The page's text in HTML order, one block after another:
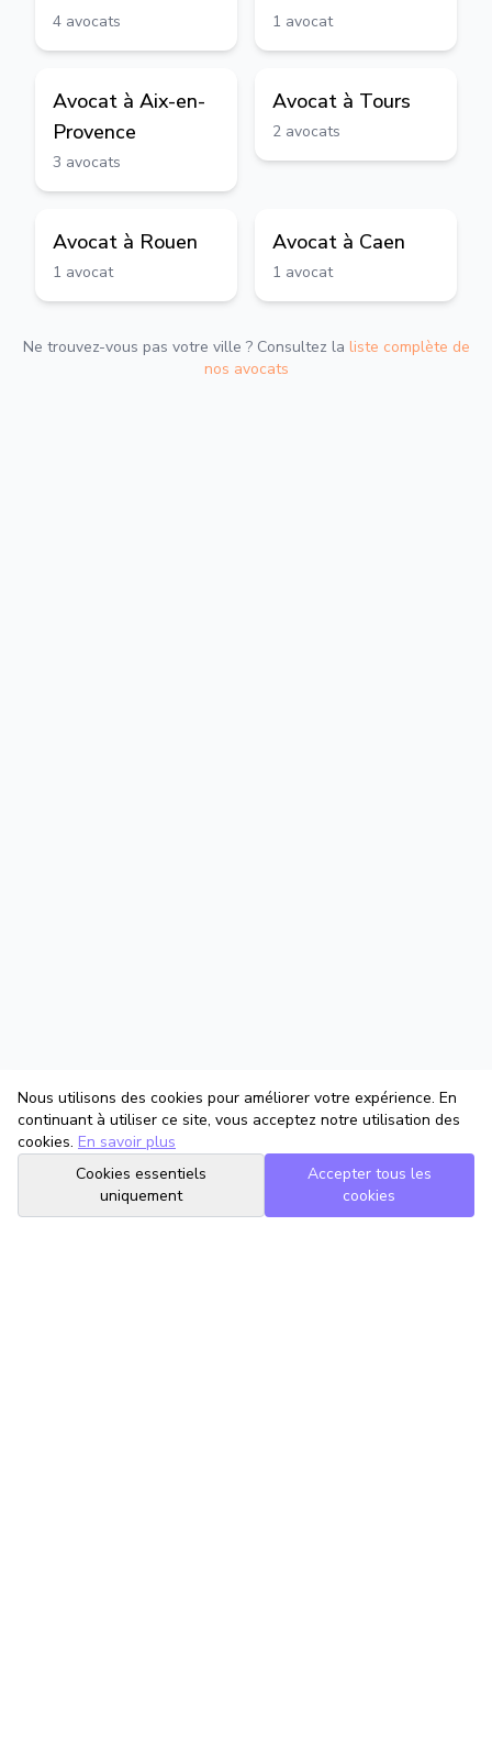
4 avocats 1 avocat
Avocat à Aix-en-
Provence
3 avocats
Avocat à Tours
2 avocats
Avocat à Rouen
1 avocat
Avocat à Caen
1 avocat
Ne trouvez-vous pas votre ville ? Consultez la liste complète de
nos avocats
Nous utilisons des cookies pour améliorer votre expérience. En
continuant à utiliser ce site, vous acceptez notre utilisation des
cookies. En savoir plus
Cookies essentiels
uniquement
Accepter tous les
cookies